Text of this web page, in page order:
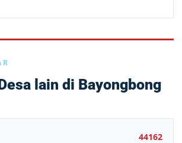
lain di Bayongbong
44162